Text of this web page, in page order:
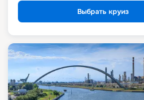
Выбрать круиз